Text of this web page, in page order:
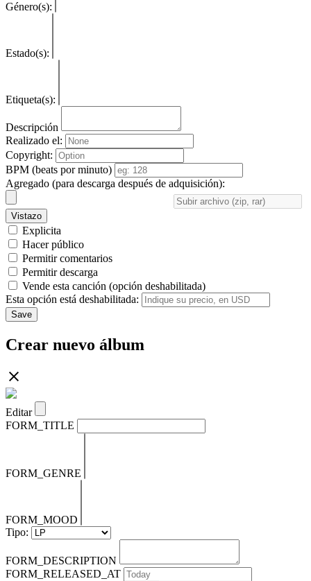
Género(s):
Estado(s):
Etiqueta(s):
Descripción
Realizado el:
Copyright:
BPM (beats por minuto)
Agregado (para descarga después de adquisición):
Vistazo
Explicita
Hacer público
Permitir comentarios
Permitir descarga
Vende esta canción (opción deshabilitada)
Esta opción está deshabilitada:
Save
Crear nuevo álbum
Editar
FORM_TITLE
FORM_GENRE
FORM_MOOD
Tipo:
FORM_DESCRIPTION
FORM_RELEASED_AT